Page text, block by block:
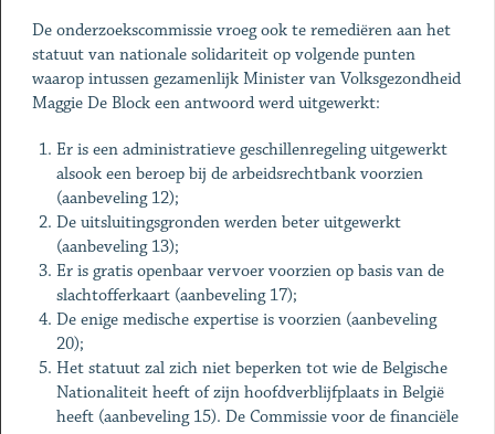
De onderzoekscommissie vroeg ook te remediëren aan het
statuut van nationale solidariteit op volgende punten
waarop intussen gezamenlijk Minister van Volksgezondheid
Maggie De Block een antwoord werd uitgewerkt:
Er is een administratieve geschillenregeling uitgewerkt
alsook een beroep bij de arbeidsrechtbank voorzien
(aanbeveling 12);
De uitsluitingsgronden werden beter uitgewerkt
(aanbeveling 13);
Er is gratis openbaar vervoer voorzien op basis van de
slachtofferkaart (aanbeveling 17);
De enige medische expertise is voorzien (aanbeveling
20);
Het statuut zal zich niet beperken tot wie de Belgische
Nationaliteit heeft of zijn hoofdverblijfplaats in België
heeft (aanbeveling 15). De Commissie voor de financiële